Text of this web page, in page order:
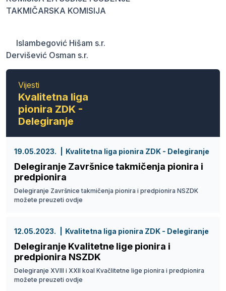
TAKMIČARSKA KOMISIJA
Islambegović Hišam s.r.
Dervišević Osman s.r.
Vijesti
Kvalitetna liga
pionira ZDK -
Delegiranje
19.05.2023. Kvalitetna liga pionira ZDK - Delegiranje
Delegiranje Završnice takmičenja pionira i
predpionira
Delegiranje Završnice takmičenja pionira i predpionira NSZDK
možete preuzeti ovdje
12.05.2023. Kvalitetna liga pionira ZDK - Delegiranje
Delegiranje Kvalitetne lige pionira i
predpionira NSZDK
Delegiranje XVIII i XXII koal Kvačlitetne lige pionira i predpionira
možete preuzeti ovdje